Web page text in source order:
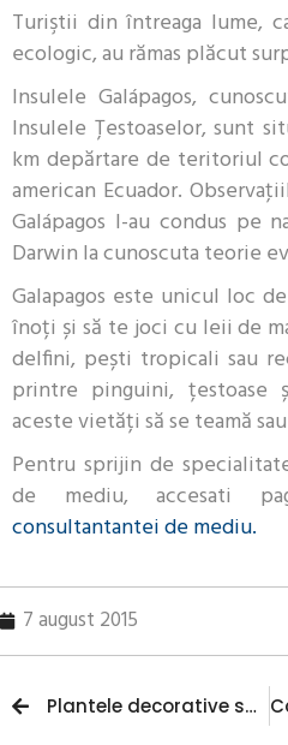
Turiştii din întreaga lume,
ecologic, au rămas plăcut
Insulele Galápagos,
Insulele Ţestoaselor, sunt
km depărtare de teritoriul
american Ecuador.
Galápagos l-au condus pe
Darwin la cunoscuta teorie
Galapagos este unicul loc
înoți și să te joci cu leii de
delfini, pești tropicali sau
printre pinguini, țestoase
aceste vietăți să se teamă
Pentru sprijin de
de mediu, accesati
consultantantei de mediu.
7 august 2015
Plantele decorative sunt excelente pentru sanatatea angajatilor